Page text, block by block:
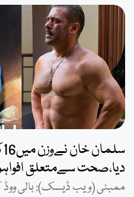
دیا،صحت سےمتعلق
ممبئی (ویب ڈیسک): بالی